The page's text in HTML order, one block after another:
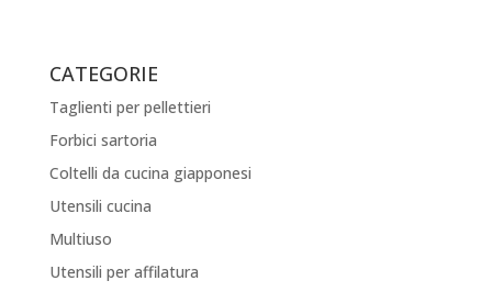
CATEGORIE
Taglienti per pellettieri
Forbici sartoria
Coltelli da cucina giapponesi
Utensili cucina
Multiuso
Utensili per affilatura